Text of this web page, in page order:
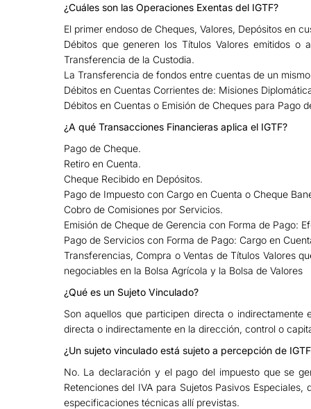
¿Cuáles son las Operaciones Exentas del IGTF?
El primer endoso de Cheques, Valores, Depósitos en
Débitos que generen los Títulos Valores emitidos
Transferencia de la Custodia.
La Transferencia de fondos entre cuentas de un
Débitos en Cuentas Corrientes de: Misiones
Débitos en Cuentas o Emisión de Cheques para Pago
¿A qué Transacciones Financieras aplica el IGTF?
Pago de Cheque.
Retiro en Cuenta.
Cheque Recibido en Depósitos.
Pago de Impuesto con Cargo en Cuenta o Cheque
Cobro de Comisiones por Servicios.
Emisión de Cheque de Gerencia con Forma de Pago:
Pago de Servicios con Forma de Pago: Cargo en
Transferencias, Compra o Ventas de Títulos Valores
negociables en la Bolsa Agrícola y la Bolsa de Valores
¿Qué es un Sujeto Vinculado?
Son aquellos que participen directa o
directa o indirectamente en la dirección, control o
¿Un sujeto vinculado está sujeto a percepción de
No. La declaración y el pago del impuesto que se
Retenciones del IVA para Sujetos Pasivos
especificaciones técnicas allí previstas.